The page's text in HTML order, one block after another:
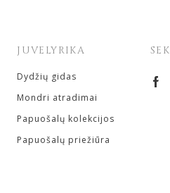
JUVELYRIKA
Dydžių gidas
Mondri atradimai
Papuošalų kolekcijos
Papuošalų priežiūra